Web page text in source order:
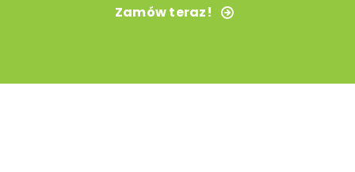
Zamów teraz!